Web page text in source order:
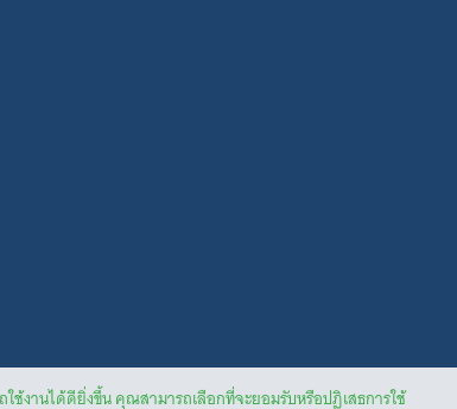
ใช้งานได้ดียิ่งขึ้น คุณสามารถเลือกที่จะยอมรับหรือปฏิเสธการใช้